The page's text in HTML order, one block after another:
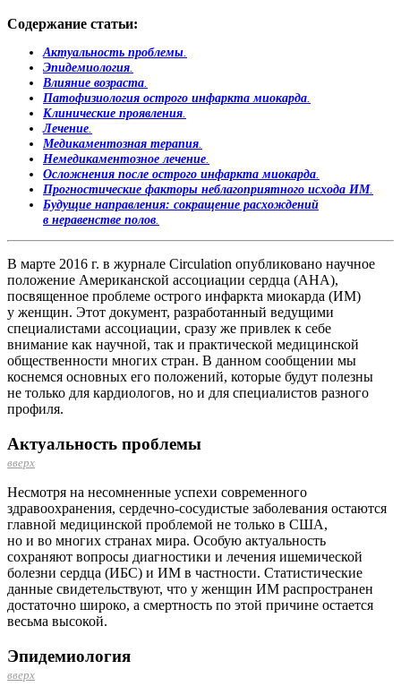
Содержание статьи:
Актуальность проблемы
Эпидемиология
Влияние возраста
Патофизиология острого инфаркта миокарда
Клинические проявления
Лечение
Медикаментозная терапия
Немедикаментозное лечение
Осложнения после острого инфаркта миокарда
Прогностические факторы неблагоприятного исхода ИМ.
Будущие направления: сокращение расхождений
в неравенстве полов
В марте 2016 г. в журнале Circulation опубликовано научное
положение Американской ассоциации сердца (AHA),
посвященное проблеме острого инфаркта миокарда (ИМ)
у женщин. Этот документ, разработанный ведущими
специалистами ассоциации, сразу же привлек к себе
внимание как научной, так и практической медицинской
общественности многих стран. В данном сообщении мы
коснемся основных его положений, которые будут полезны
не только для кардиологов, но и для специалистов разного
профиля.
Актуальность проблемы
вверх
Несмотря на несомненные успехи современного
здравоохранения, сердечно-сосудистые заболевания остаются
главной медицинской проблемой не только в США,
но и во многих странах мира. Особую актуальность
сохраняют вопросы диагностики и лечения ишемической
болезни сердца (ИБС) и ИМ в частности. Статистические
данные свидетельствуют, что у женщин ИМ распространен
достаточно широко, а смертность по этой причине остается
весьма высокой.
Эпидемиология
вверх